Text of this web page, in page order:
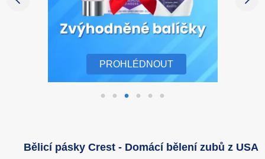
PROHLÉDNOUT
Bělicí pásky Crest - Domácí bělení zubů z USA